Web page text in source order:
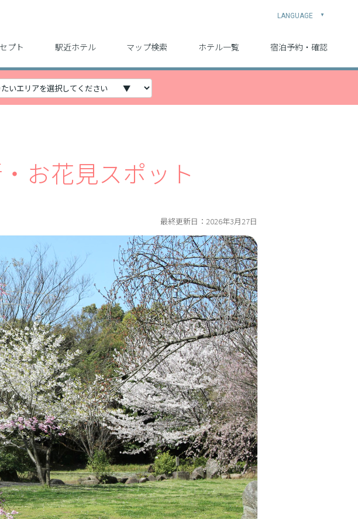
LANGUAGE ▲
プト 駅近ホテル マップ検索 ホテル一覧 宿泊予約・確認
お花見スポット
最終更新日：2026年3月27日